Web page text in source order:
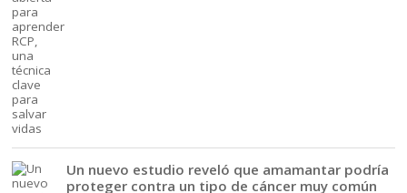
Un nuevo estudio reveló que amamantar podría
proteger contra un tipo de cáncer muy común